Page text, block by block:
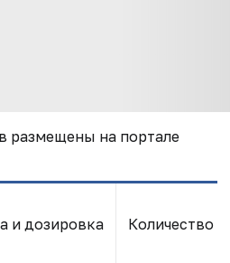
размещены на портале
и дозировка Количество